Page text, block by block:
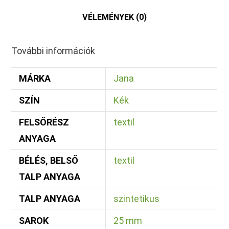
VÉLEMÉNYEK (0)
További információk
MÁRKA Jana
SZÍN Kék
FELSŐRÉSZ
ANYAGA
textil
BÉLÉS, BELSŐ
TALP ANYAGA
textil
TALP ANYAGA szintetikus
SAROK
25 mm